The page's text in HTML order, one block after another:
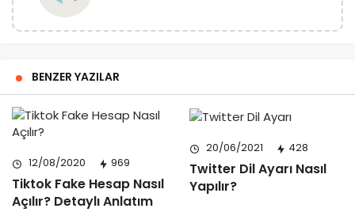
BENZER YAZILAR
12/08/2020 969
Tiktok Fake Hesap Nasıl
Açılır? Detaylı Anlatım
20/06/2021 428
Twitter Dil Ayarı Nasıl
Yapılır?